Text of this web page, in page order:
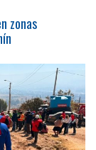
zonas